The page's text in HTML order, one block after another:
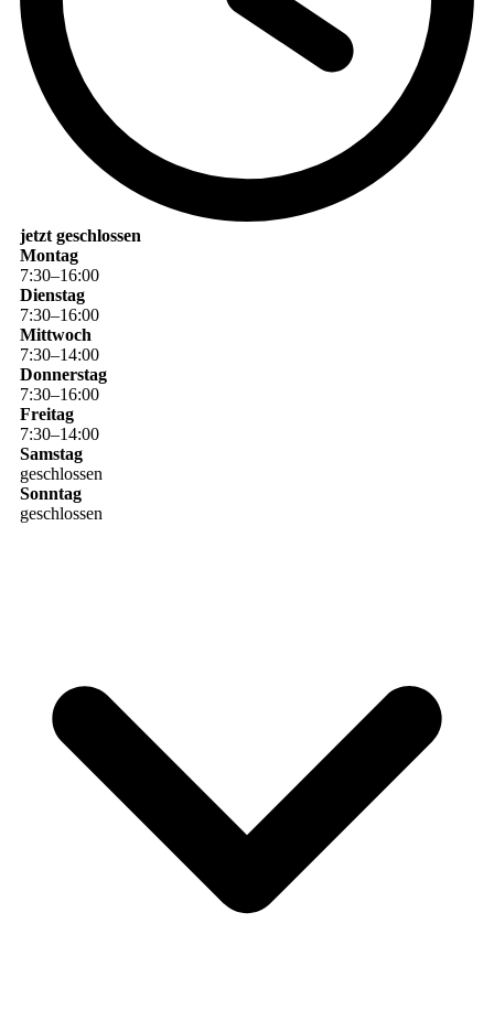
jetzt geschlossen
Montag
7:30–16:00
Dienstag
7:30–16:00
Mittwoch
7:30–14:00
Donnerstag
7:30–16:00
Freitag
7:30–14:00
Samstag
geschlossen
Sonntag
geschlossen